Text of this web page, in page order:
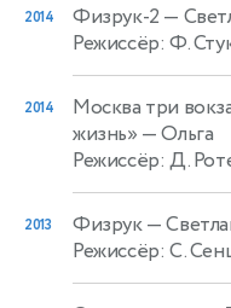
2014 Физрук-2 —
Режиссёр: Ф.
2014
Москва три
жизнь» — Ольга
Режиссёр: Д.
2013 Физрук—
Режиссёр: С.